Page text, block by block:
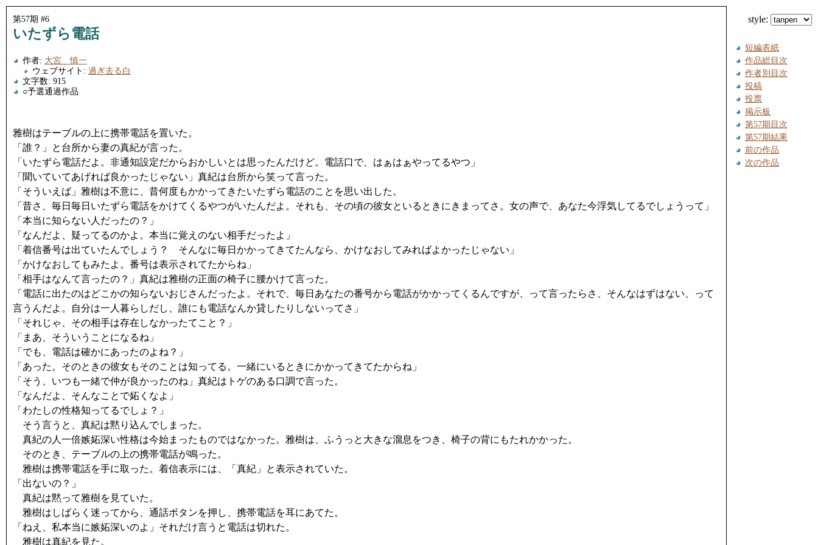
style:
第57期 #6
いたずら電話
作者: 大宮 慎一
ウェブサイト: 過ぎ去る白
文字数: 915
○予選通過作品
雅樹はテーブルの上に携帯電話を置いた。
「誰？」と台所から妻の真紀が言った。
「いたずら電話だよ。非通知設定だからおかしいとは思ったんだけど。電話口で、はぁはぁやってるやつ」
「聞いていてあげれば良かったじゃない」真紀は台所から笑って言った。
「そういえば」雅樹は不意に、昔何度もかかってきたいたずら電話のことを思い出した。
「昔さ、毎日毎日いたずら電話をかけてくるやつがいたんだよ。それも、その頃の彼女といるときにきまってさ。女の声で、あなた今浮気してるでしょうって」
「本当に知らない人だったの？」
「なんだよ、疑ってるのかよ。本当に覚えのない相手だったよ」
「着信番号は出ていたんでしょう？ そんなに毎日かかってきてたんなら、かけなおしてみればよかったじゃない」
「かけなおしてもみたよ。番号は表示されてたからね」
「相手はなんて言ったの？」真紀は雅樹の正面の椅子に腰かけて言った。
「電話に出たのはどこかの知らないおじさんだったよ。それで、毎日あなたの番号から電話がかかってくるんですが、って言ったらさ、そんなはずはない、って
言うんだよ。自分は一人暮らしだし、誰にも電話なんか貸したりしないってさ」
「それじゃ、その相手は存在しなかったてこと？」
「まあ、そういうことになるね」
「でも、電話は確かにあったのよね？」
「あった。そのときの彼女もそのことは知ってる。一緒にいるときにかかってきてたからね」
「そう、いつも一緒で仲が良かったのね」真紀はトゲのある口調で言った。
「なんだよ、そんなことで妬くなよ」
「わたしの性格知ってるでしょ？」
そう言うと、真紀は黙り込んでしまった。
真紀の人一倍嫉妬深い性格は今始まったものではなかった。雅樹は、ふうっと大きな溜息をつき、椅子の背にもたれかかった。
そのとき、テーブルの上の携帯電話が鳴った。
雅樹は携帯電話を手に取った。着信表示には、「真紀」と表示されていた。
「出ないの？」
真紀は黙って雅樹を見ていた。
雅樹はしばらく迷ってから、通話ボタンを押し、携帯電話を耳にあてた。
「ねえ、私本当に嫉妬深いのよ」それだけ言うと電話は切れた。
雅樹は真紀を見た。
短編表紙
作品総目次
作者別目次
投稿
投票
掲示板
第57期目次
第57期結果
前の作品
次の作品